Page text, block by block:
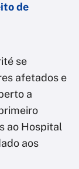
de
se
afetados e
a
ao Hospital
aos